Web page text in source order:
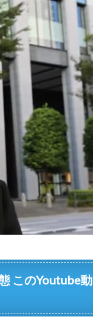
このYoutube動